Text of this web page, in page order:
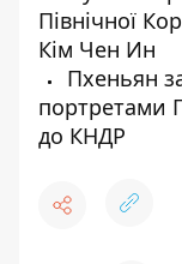
Північної
Кім Чен Ин
Пхеньян
портретами
до КНДР